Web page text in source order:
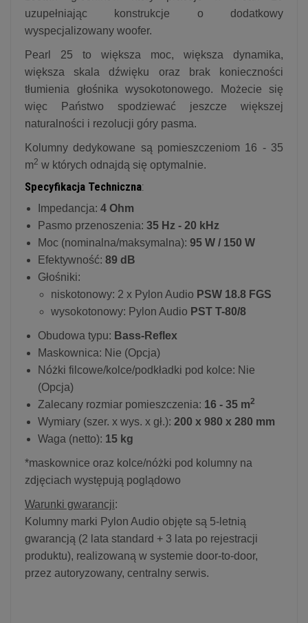
uzupełniając konstrukcje o dodatkowy
wyspecjalizowany woofer.
Pearl 25 to większa moc, większa dynamika,
większa skala dźwięku oraz brak konieczności
tłumienia głośnika wysokotonowego. Możecie się
więc Państwo spodziewać jeszcze większej
naturalności i rezolucji góry pasma.
Kolumny dedykowane są pomieszczeniom 16 - 35
m2 w których odnajdą się optymalnie.
Specyfikacja Techniczna:
Impedancja: 4 Ohm
Pasmo przenoszenia: 35 Hz - 20 kHz
Moc (nominalna/maksymalna): 95 W / 150 W
Efektywność: 89 dB
Głośniki:
niskotonowy: 2 x Pylon Audio PSW 18.8 FGS
wysokotonowy: Pylon Audio PST T-80/8
Obudowa typu: Bass-Reflex
Maskownica: Nie (Opcja)
Nóżki filcowe/kolce/podkładki pod kolce: Nie
(Opcja)
Zalecany rozmiar pomieszczenia: 16 - 35 m2
Wymiary (szer. x wys. x gł.): 200 x 980 x 280 mm
Waga (netto): 15 kg
*maskownice oraz kolce/nóżki pod kolumny na
zdjęciach występują poglądowo
Warunki gwarancji:
Kolumny marki Pylon Audio objęte są 5-letnią
gwarancją (2 lata standard + 3 lata po rejestracji
produktu), realizowaną w systemie door-to-door,
przez autoryzowany, centralny serwis.